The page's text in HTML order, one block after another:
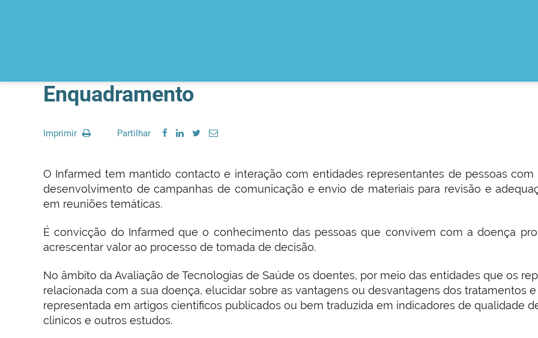
Enquadramento
Imprimir Partilhar
O Infarmed tem mantido contacto e interação com entidades representantes de pessoas
desenvolvimento de campanhas de comunicação e envio de materiais para revisão e
em reuniões temáticas.
É convicção do Infarmed que o conhecimento das pessoas que convivem com a doença
acrescentar valor ao processo de tomada de decisão.
No âmbito da Avaliação de Tecnologias de Saúde os doentes, por meio das entidades que os
relacionada com a sua doença, elucidar sobre as vantagens ou desvantagens dos tratamentos
representada em artigos científicos publicados ou bem traduzida em indicadores de qualidade
clínicos e outros estudos.